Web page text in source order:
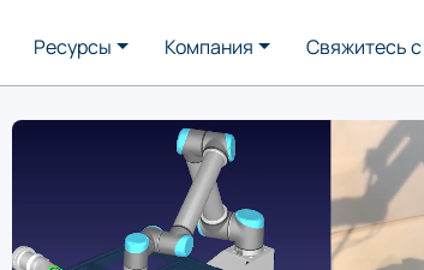
Ресурсы Компания Свяжитесь